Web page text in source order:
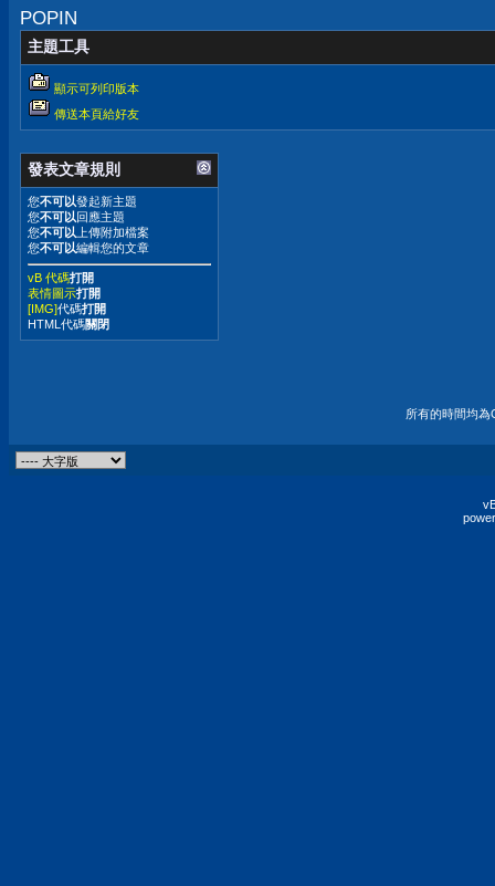
POPIN
主題工具
顯示可列印版本
傳送本頁給好友
發表文章規則
您不可以發起新主題
您不可以 回應主題
您不可以 上傳附加檔案
您不可以編輯您的文章
vB 代碼打開
表情圖示打開
[IMG]代碼打開
HTML代碼關閉
所有的時間均為